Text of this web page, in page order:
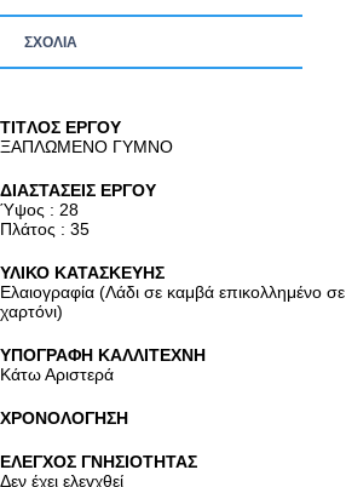
ΣΧΟΛΙΑ
TITΛΟΣ ΕΡΓΟΥ
ΞΑΠΛΩΜΕΝΟ ΓΥΜΝΟ
ΔΙΑΣΤΑΣΕΙΣ ΕΡΓΟΥ
Ύψος : 28
Πλάτος : 35
ΥΛΙΚΟ ΚΑΤΑΣΚΕΥΗΣ
Ελαιογραφία (Λάδι σε καμβά επικολλημένο σε
χαρτόνι)
ΥΠΟΓΡΑΦΗ ΚΑΛΛΙΤΕΧΝΗ
Κάτω Αριστερά
ΧΡΟΝΟΛΟΓΗΣΗ
ΕΛΕΓΧΟΣ ΓΝΗΣΙΟΤΗΤΑΣ
Δεν έχει ελεγχθεί